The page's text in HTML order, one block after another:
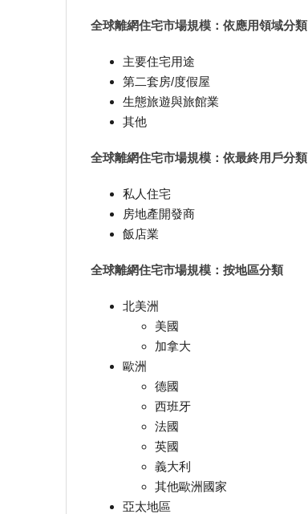
全球離網住宅市場規模：依應用領域分類
主要住宅用途
第二套房/度假屋
生態旅遊與旅館業
其他
全球離網住宅市場規模：依最終用戶分類
私人住宅
房地產開發商
飯店業
全球離網住宅市場規模：按地區分類
北美洲
美國
加拿大
歐洲
德國
西班牙
法國
英國
義大利
其他歐洲國家
亞太地區